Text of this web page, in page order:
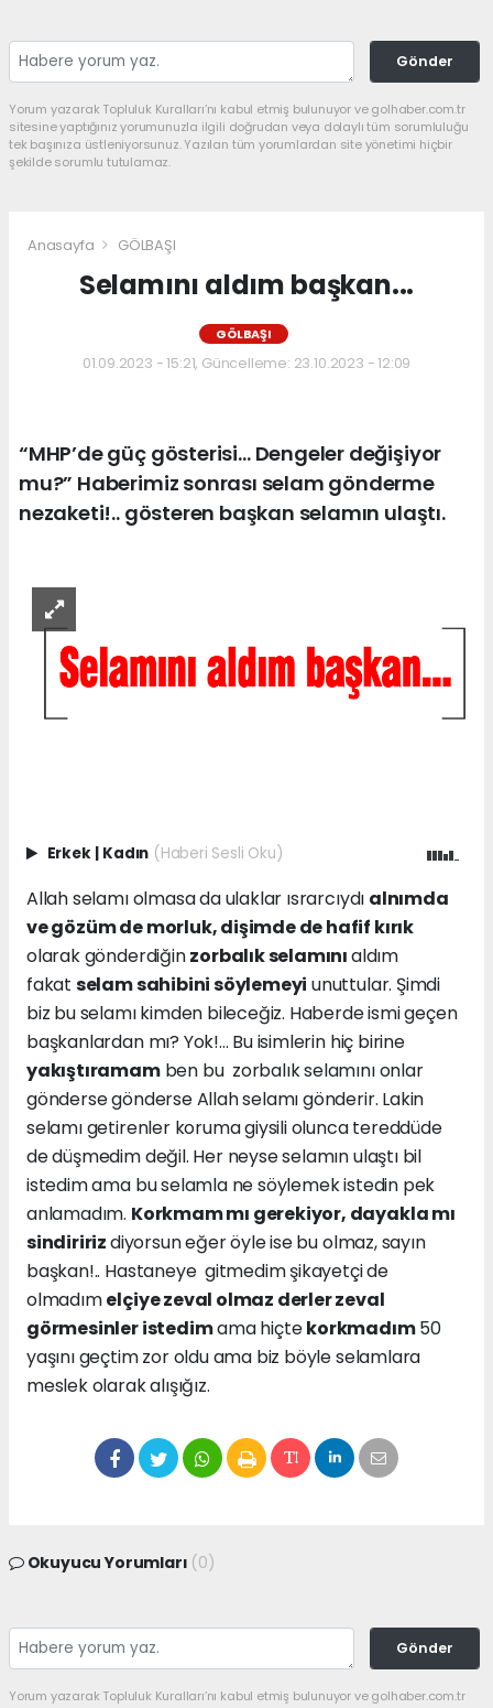
Gönder
Yorum yazarak Topluluk Kuralları’nı kabul etmiş bulunuyor ve golhaber.com.tr
sitesine yaptığınız yorumunuzla ilgili doğrudan veya dolaylı tüm sorumluluğu
tek başınıza üstleniyorsunuz. Yazılan tüm yorumlardan site yönetimi hiçbir
şekilde sorumlu tutulamaz.
Anasayfa GÖLBAŞI
Selamını aldım başkan...
GÖLBAŞI
01.09.2023 - 15:21, Güncelleme: 23.10.2023 - 12:09
“MHP’de güç gösterisi… Dengeler değişiyor
mu?” Haberimiz sonrası selam gönderme
nezaketi!.. gösteren başkan selamın ulaştı.
Erkek Kadın (Haberi Sesli Oku)
Allah selamı olmasa da ulaklar ısrarcıydı alnımda
ve gözüm de morluk, dişimde de hafif kırık
olarak gönderdiğinzorbalık selamınıaldım
fakat selam sahibini söylemeyi unuttular. Şimdi
biz bu selamı kimden bileceğiz. Haberde ismi geçen
başkanlardan mı? Yok!... Bu isimlerin hiç birine
yakıştıramamben bu zorbalık selamını onlar
gönderse gönderse Allah selamı gönderir. Lakin
selamı getirenler koruma giysili olunca tereddüde
de düşmedim değil. Her neyse selamın ulaştı bil
istedim ama bu selamla ne söylemek istedin pek
anlamadım. Korkmam mı gerekiyor, dayakla mı
sindiririzdiyorsun eğer öyle ise bu olmaz, sayın
başkan!.. Hastaneye gitmedim şikayetçi de
olmadımelçiye zeval olmaz derler zeval
görmesinler istedimama hiçtekorkmadım50
yaşını geçtim zor oldu ama biz böyle selamlara
meslek olarak alışığız.
Okuyucu Yorumları (0)
Gönder
Yorum yazarak Topluluk Kuralları’nı kabul etmiş bulunuyor ve golhaber.com.tr